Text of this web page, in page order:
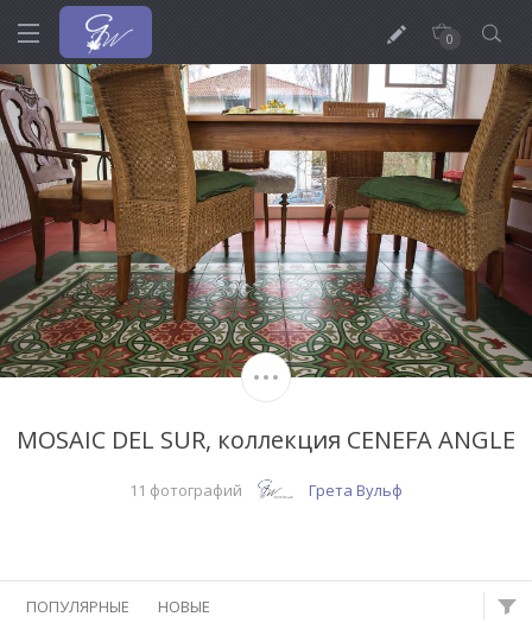
0
MOSAIC DEL SUR, коллекция CENEFA ANGLE
11 фотографий Грета Вульф
ПОПУЛЯРНЫЕ НОВЫЕ